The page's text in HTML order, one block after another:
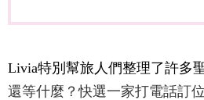
Livia特別幫旅人們整理了許多
還等什麼？快選一家打電話訂位